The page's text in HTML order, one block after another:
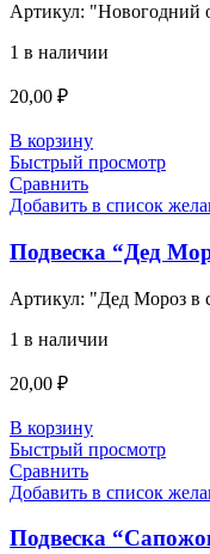
Артикул: "Новогодний
1 в наличии
20,00 ₽
В корзину
Быстрый просмотр
Сравнить
Добавить в список
Подвеска “Дед
Артикул: "Дед Мороз в
1 в наличии
20,00 ₽
В корзину
Быстрый просмотр
Сравнить
Добавить в список
Подвеска